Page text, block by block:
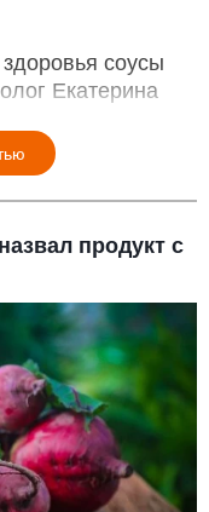
соусы
Екатерина
продукт с